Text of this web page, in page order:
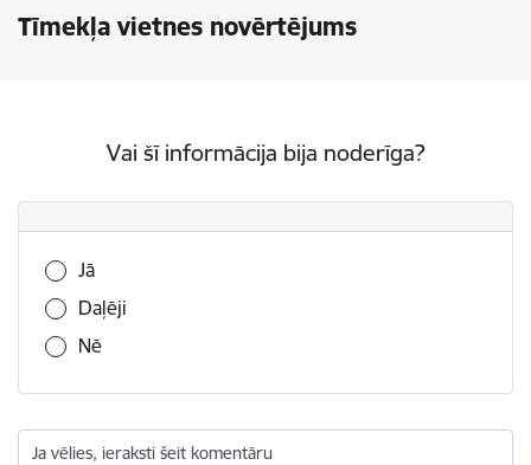
Tīmekļa vietnes novērtējums
Vai šī informācija bija noderīga?
Vai šī informācija bija noderīga?
Jā
Daļēji
Nē
Ja vēlies, ieraksti šeit komentāru